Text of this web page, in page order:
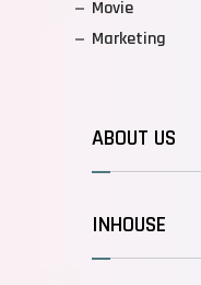
Movie
Marketing
ABOUT US
INHOUSE